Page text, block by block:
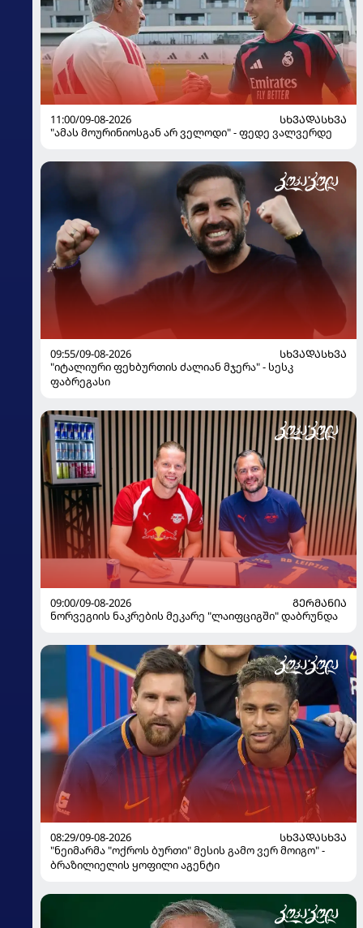
11:00/09-08-2026
ᲡᲮᲕᲐᲓᲐᲡᲮᲕᲐ
"ამას მოურინიოსგან არ ველოდი" - ფედე ვალვერდე
09:55/09-08-2026
ᲡᲮᲕᲐᲓᲐᲡᲮᲕᲐ
"იტალიური ფეხბურთის ძალიან მჯერა" - სესკ
ფაბრეგასი
09:00/09-08-2026
ᲒᲔᲠᲛᲐᲜᲘᲐ
ნორვეგიის ნაკრების მეკარე "ლაიფციგში" დაბრუნდა
08:29/09-08-2026
ᲡᲮᲕᲐᲓᲐᲡᲮᲕᲐ
"ნეიმარმა "ოქროს ბურთი" მესის გამო ვერ მოიგო" -
ბრაზილიელის ყოფილი აგენტი